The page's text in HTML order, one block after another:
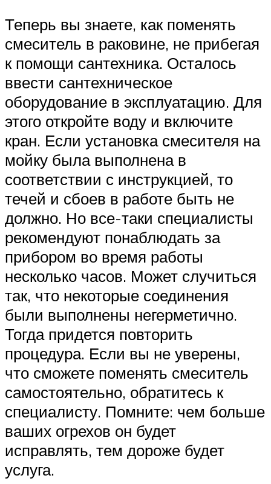
Теперь вы знаете, как поменять
смеситель в раковине, не прибегая
к помощи сантехника. Осталось
ввести сантехническое
оборудование в эксплуатацию. Для
этого откройте воду и включите
кран. Если установка смесителя на
мойку была выполнена в
соответствии с инструкцией, то
течей и сбоев в работе быть не
должно. Но все-таки специалисты
рекомендуют понаблюдать за
прибором во время работы
несколько часов. Может случиться
так, что некоторые соединения
были выполнены негерметично.
Тогда придется повторить
процедура. Если вы не уверены,
что сможете поменять смеситель
самостоятельно, обратитесь к
специалисту. Помните: чем больше
ваших огрехов он будет
исправлять, тем дороже будет
услуга.